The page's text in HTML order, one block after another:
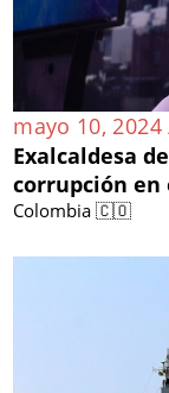
mayo 10, 2024
Exalcaldesa
corrupción en
Colombia 🇨🇴